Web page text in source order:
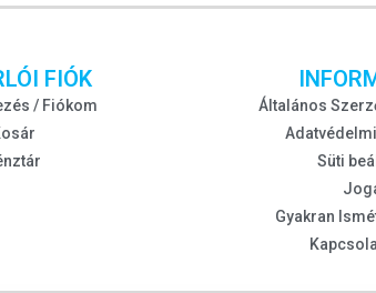
FIÓK
/ Fiókom
Általános
Süti
Gyakran